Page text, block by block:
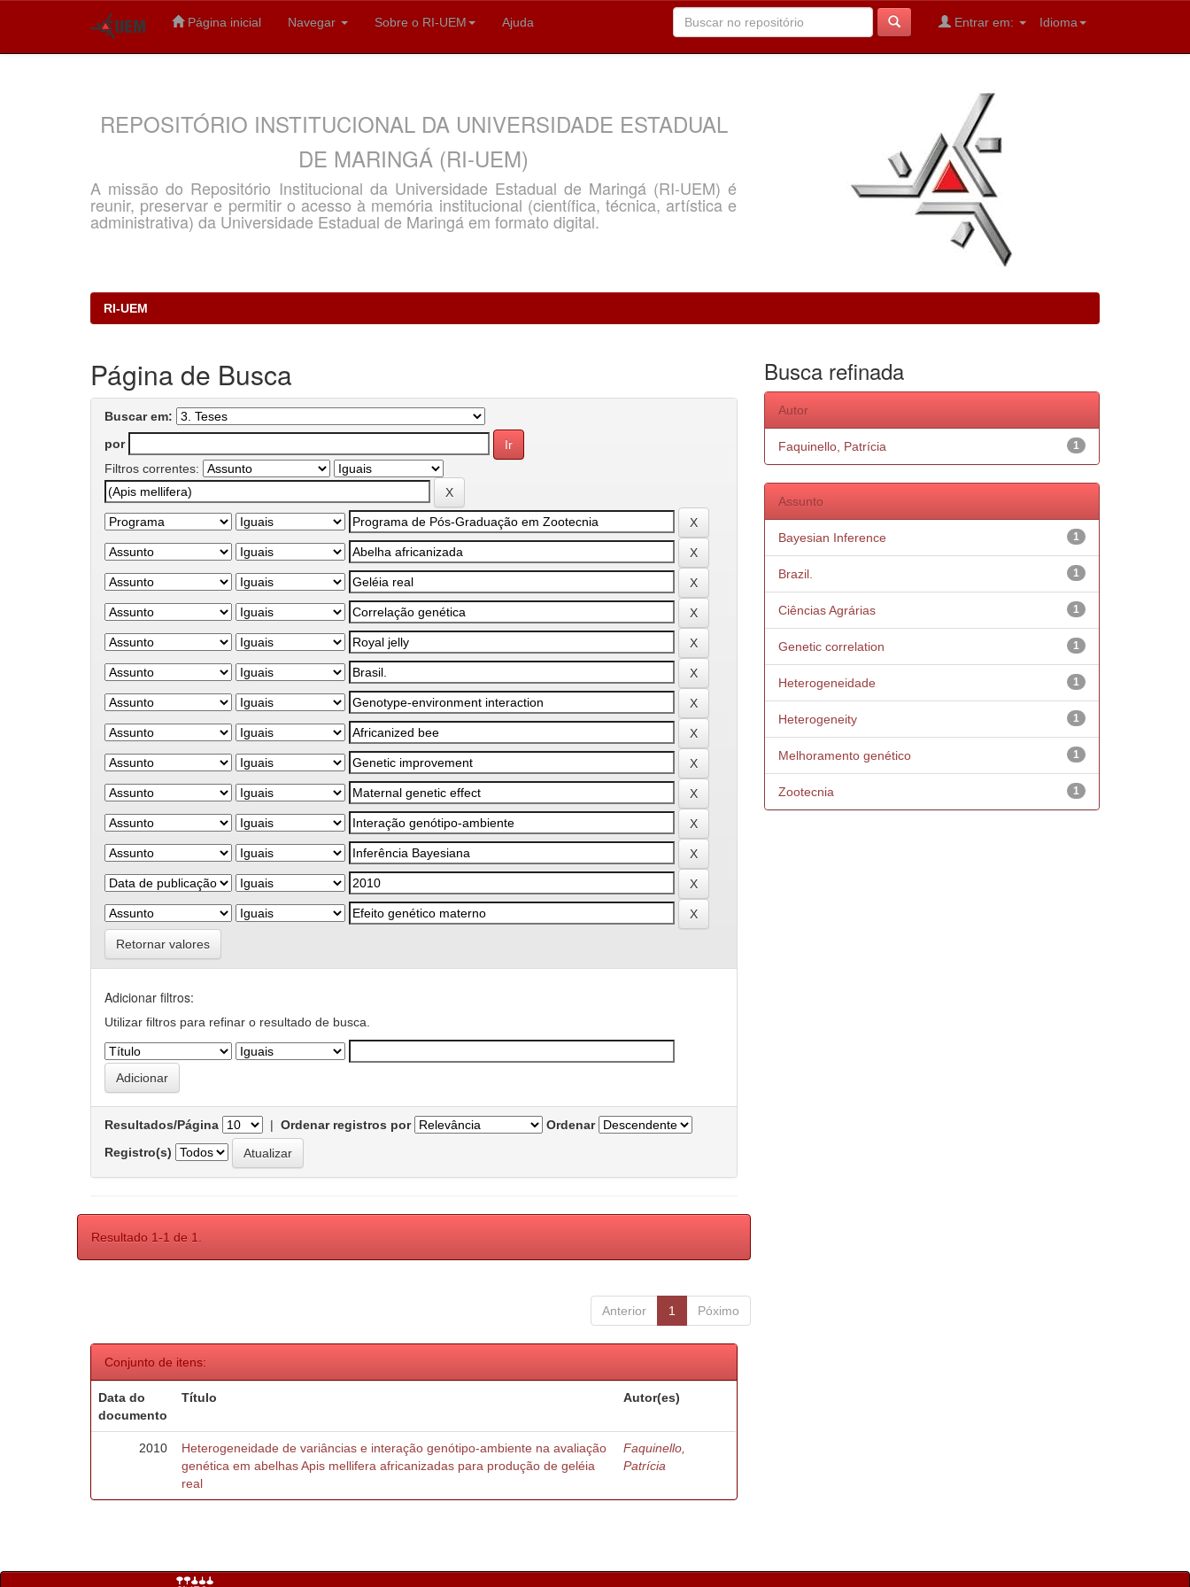
Página inicial Navegar Sobre o RI-UEM Ajuda Idioma
Entrar em:
REPOSITÓRIO INSTITUCIONAL DA UNIVERSIDADE ESTADUAL
DE MARINGÁ (RI-UEM)
A missão do Repositório Institucional da Universidade Estadual de Maringá (RI-UEM) é
reunir, preservar e permitir o acesso à memória institucional (científica, técnica, artística e
administrativa) da Universidade Estadual de Maringá em formato digital.
RI-UEM
Página de Busca
Buscar em:
por
Filtros correntes:
Retornar valores
Adicionar filtros:
Utilizar filtros para refinar o resultado de busca.
Resultados/Página | Ordenar registros por
Ordenar
Registro(s)
Resultado 1-1 de 1.
Anterior 1 Póximo
Conjunto de itens:
Data do
documento
Título Autor(es)
2010
Heterogeneidade de variâncias e interação genótipo-ambiente na avaliação
genética em abelhas Apis mellifera africanizadas para produção de geléia
real
Faquinello,
Patrícia
Busca refinada
Autor
1
Faquinello, Patrícia
Assunto
1
Bayesian Inference
1
Brazil.
1
Ciências Agrárias
1
Genetic correlation
1
Heterogeneidade
1
Heterogeneity
1
Melhoramento genético
1
Zootecnia